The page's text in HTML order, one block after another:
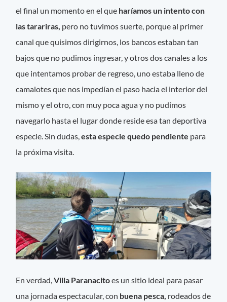
el final un momento en el que haríamos un intento con
las tarariras, pero no tuvimos suerte, porque al primer
canal que quisimos dirigirnos, los bancos estaban tan
bajos que no pudimos ingresar, y otros dos canales a los
que intentamos probar de regreso, uno estaba lleno de
camalotes que nos impedían el paso hacia el interior del
mismo y el otro, con muy poca agua y no pudimos
navegarlo hasta el lugar donde reside esa tan deportiva
especie. Sin dudas, esta especie quedo pendiente para
la próxima visita.
En verdad,Villa Paranacitoes un sitio ideal para pasar
una jornada espectacular, con buena pesca, rodeados de